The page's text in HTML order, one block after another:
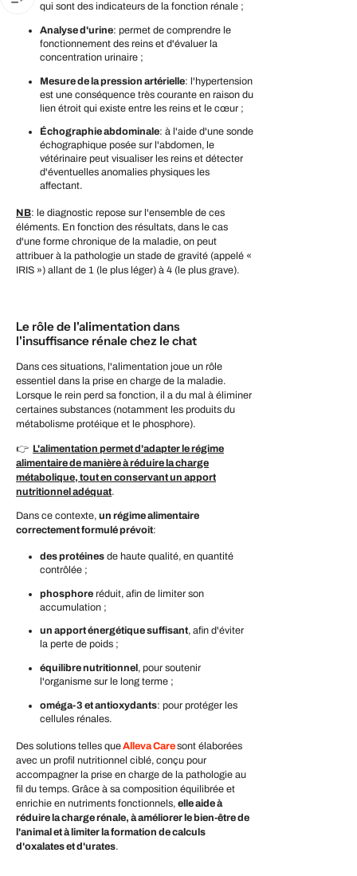
qui sont des indicateurs de la fonction rénale ;
Analyse d'urine: permet de comprendre le
fonctionnement des reins et d'évaluer la
concentration urinaire ;
Mesure de la pression artérielle: l'hypertension
est une conséquence très courante en raison du
lien étroit qui existe entre les reins et le cœur ;
Échographie abdominale: à l'aide d'une sonde
échographique posée sur l'abdomen, le
vétérinaire peut visualiser les reins et détecter
d'éventuelles anomalies physiques les
affectant.
NB: le diagnostic repose sur l'ensemble de ces
éléments. En fonction des résultats, dans le cas
d'une forme chronique de la maladie, on peut
attribuer à la pathologie un stade de gravité (appelé «
IRIS ») allant de 1 (le plus léger) à 4 (le plus grave).
Le rôle de l'alimentation dans
l'insuffisance rénale chez le chat
Dans ces situations, l'alimentation joue un rôle
essentiel dans la prise en charge de la maladie.
Lorsque le rein perd sa fonction, il a du mal à éliminer
certaines substances (notamment les produits du
métabolisme protéique et le phosphore).
👉 L'alimentation permet d'adapter le régime
alimentaire de manière à réduire la charge
métabolique, tout en conservant un apport
nutritionnel adéquat.
Dans ce contexte, un régime alimentaire
correctement formulé prévoit:
des protéines de haute qualité, en quantité
contrôlée ;
phosphore réduit, afin de limiter son
accumulation ;
un apport énergétique suffisant, afin d'éviter
la perte de poids ;
équilibre nutritionnel , pour soutenir
l'organisme sur le long terme ;
oméga-3 et antioxydants: pour protéger les
cellules rénales.
Des solutions telles queAlleva Caresont élaborées
avec un profil nutritionnel ciblé, conçu pour
accompagner la prise en charge de la pathologie au
fil du temps. Grâce à sa composition équilibrée et
enrichie en nutriments fonctionnels, elle aide à
réduire la charge rénale, à améliorer le bien-être de
l'animal et à limiter la formation de calculs
d'oxalates et d'urates.